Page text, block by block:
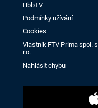
HbbTV
Podmínky užívání
Cookies
Vlastník FTV Prima spol. s
r.o.
Nahlásit chybu